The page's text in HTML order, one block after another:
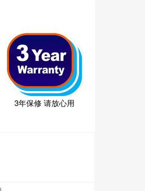
3年保修 请放心用